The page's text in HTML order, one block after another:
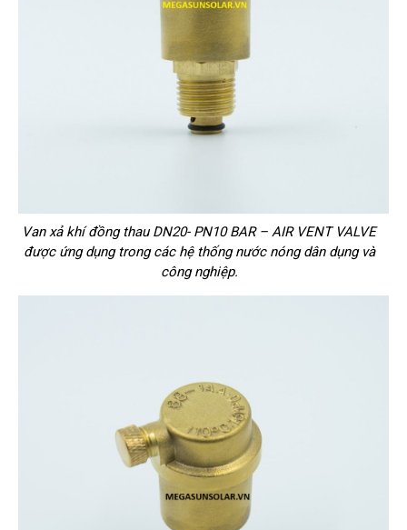
Van xả khí đồng thau DN20- PN10 BAR – AIR VENT VALVE
được ứng dụng trong các hệ thống nước nóng dân dụng và
công nghiệp.